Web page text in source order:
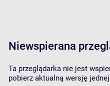
Niewspierana
Ta przeglądarka nie jest
pobierz aktualną wersję